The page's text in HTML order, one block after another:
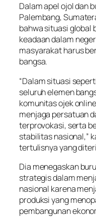
Dalam apel ojol dan
Palembang,
bahwa situasi global
keadaan dalam
masyarakat harus
bangsa.
“Dalam situasi
seluruh elemen
komunitas ojekonline
menjaga persatuan
terprovokasi, serta
stabilitas nasional,”
tertulisnya yang
Dia menegaskan
strategis dalam
nasional karena
produksi yang
pembangunan